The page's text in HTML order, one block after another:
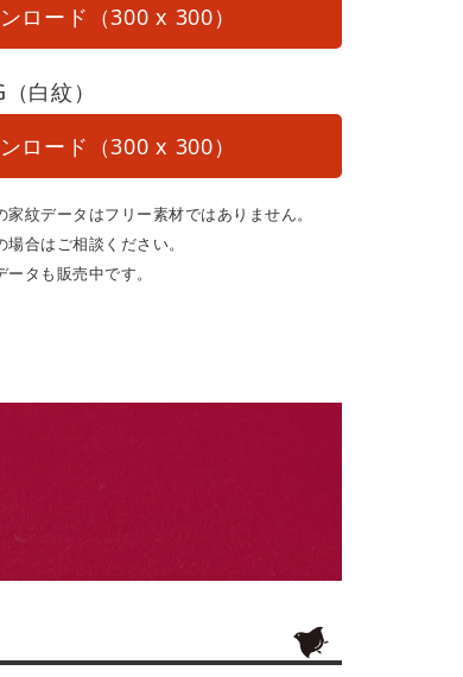
ロード（300 x 300）
白紋）
ロード（300 x 300）
紋データはフリー素材ではありません。
合はご相談ください。
タも販売中です。